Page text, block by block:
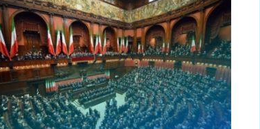
BuildAttention ottiene la
certificazione CE
In primo piano